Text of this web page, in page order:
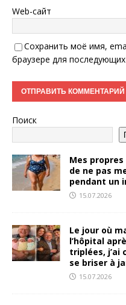
Web-сайт
Сохранить моё имя,
браузере для
Поиск
Mes
de ne pas
pendant un
15.07.2026
Le jour où
l’hôpital
triplées, j’ai
se briser à
15.07.2026